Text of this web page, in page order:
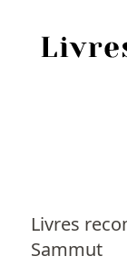
Livres
Sammut
Personnes